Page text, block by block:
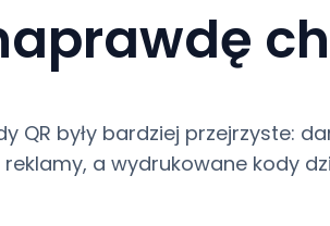
QR były bardziej przejrzyste:
a wydrukowane kody